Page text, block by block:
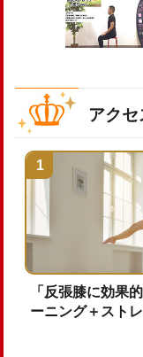
アク
「反張膝に効果
ーニング＋スト